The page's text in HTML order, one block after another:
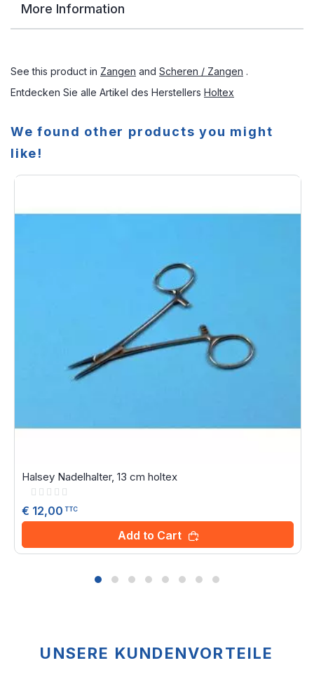
More Information
See this product in Zangen and Scheren / Zangen .
Entdecken Sie alle Artikel des Herstellers Holtex
We found other products you might
like!
Halsey Nadelhalter, 13 cm holtex
Rating:
€ 12,00 TTC
Add to Cart
UNSERE KUNDENVORTEILE